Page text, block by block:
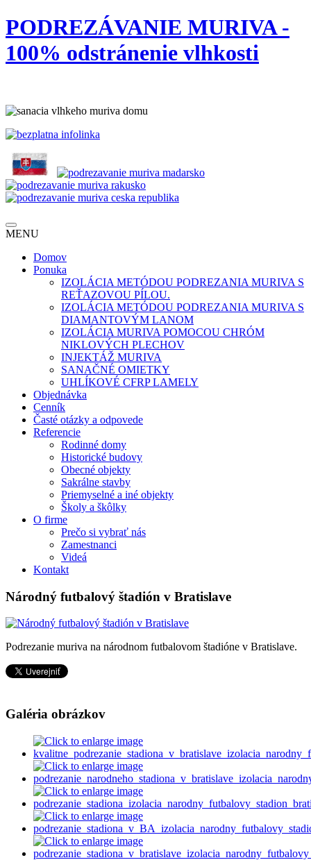
PODREZÁVANIE MURIVA -
100% odstránenie vlhkosti
MENU
Domov
Ponuka
IZOLÁCIA METÓDOU PODREZANIA MURIVA S
REŤAZOVOU PÍLOU.
IZOLÁCIA METÓDOU PODREZANIA MURIVA S
DIAMANTOVÝM LANOM
IZOLÁCIA MURIVA POMOCOU CHRÓM
NIKLOVÝCH PLECHOV
INJEKTÁŽ MURIVA
SANAČNÉ OMIETKY
UHLÍKOVÉ CFRP LAMELY
Objednávka
Cenník
Časté otázky a odpovede
Referencie
Rodinné domy
Historické budovy
Obecné objekty
Sakrálne stavby
Priemyselné a iné objekty
Školy a škôlky
O firme
Prečo si vybrať nás
Zamestnanci
Videá
Kontakt
Národný futbalový štadión v Bratislave
Podrezanie muriva na národnom futbalovom štadióne v Bratislave.
Galéria obrázkov